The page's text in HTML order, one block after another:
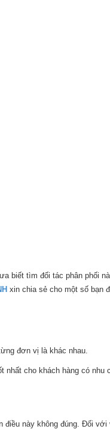
biết tìm đối tác phân phối
xin chia sẻ cho một số bạn
đơn vị là khác nhau.
cho khách hàng có nhu
điều này không đúng. Đối